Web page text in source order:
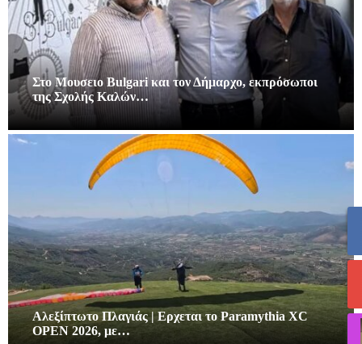
Στο Μουσειο Bulgari και τον Δήμαρχο, εκπρόσωποι
της Σχολής Καλών…
Αλεξίπτωτο Πλαγιάς | Ερχεται το Paramythia XC
OPEN 2026, με…